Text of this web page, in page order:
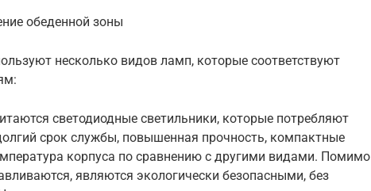
обеденной зоны
несколько видов ламп, которые соответствуют
светодиодные светильники, которые потребляют
срок службы, повышенная прочность, компактные
корпуса по сравнению с другими видами. Помимо
являются экологически безопасными, без